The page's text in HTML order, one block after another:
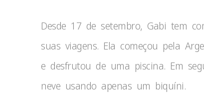
Desde 17 de setembro, Gabi tem
suas viagens. Ela começou pela
e desfrutou de uma piscina. Em
neve usando apenas um biquíni.